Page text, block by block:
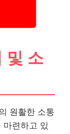
및 소
원활한 소통
마련하고 있